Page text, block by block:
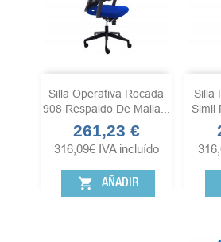
Silla Operativa Rocada
908 Respaldo De Malla...
Precio
261,23 €
316,09€ IVA incluído
shopping_cart AÑADIR
Silla
Simil